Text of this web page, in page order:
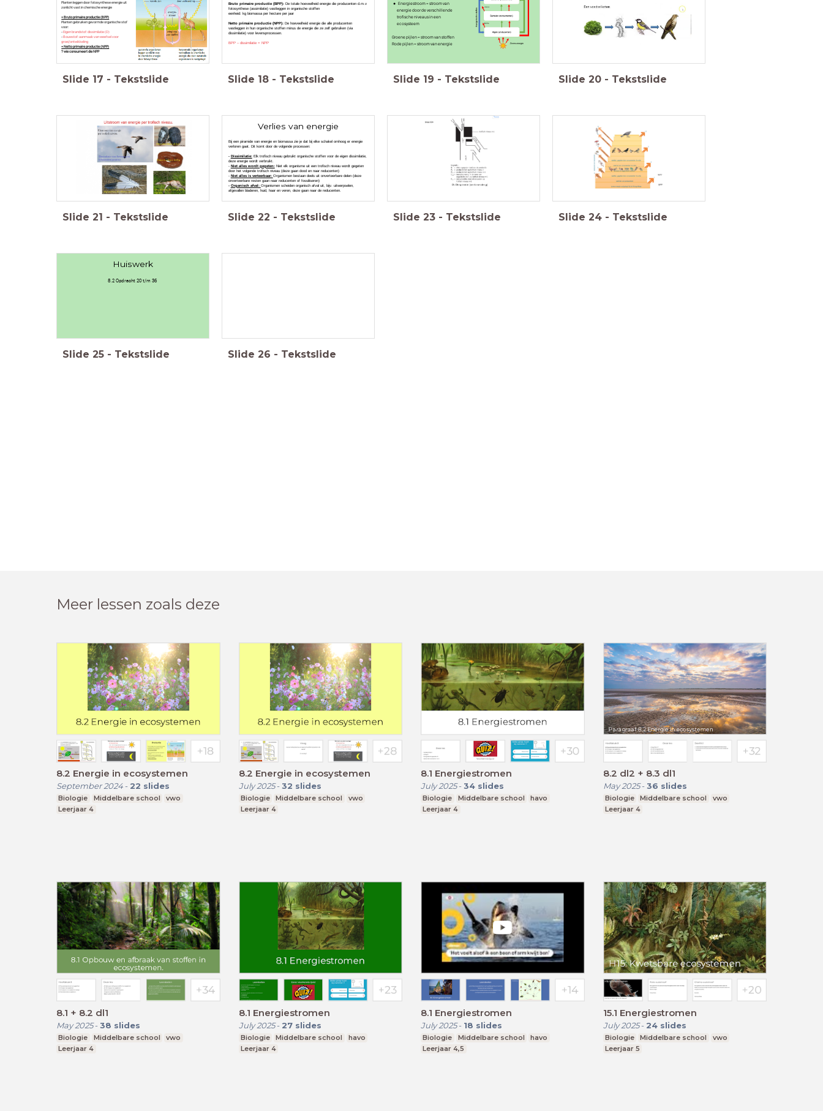
Planten leggen door fotosynthese energie uit
zonlicht vast in chemische energie
= Bruto primaire productie (BPP)
Planten gebruiken gevormde organische stof
voor:
-Eigen brandstof: dissimilatie (D)
-Bouwstof: aanmaak van weefsel voor
groei/ontwikkeling
= Netto primaire productie (NPP)
? wie consumeert die NPP
Slide 17 - Tekstslide
Bruto primaire productie (BPP): De totale hoeveelheid energie die producenten d.m.v
fotosynthese (assimilatie) vastleggen in organische stoffen
eenheid: kg biomassa per hectare per jaar
Netto primaire productie (NPP):De hoeveelheid energie die alle producenten
vastleggen in hun organische stoffen minus de energie die ze zelf gebruiken (via
dissimilatie) voor levensprocessen.
BPP – dissimilatie = NPP
Slide 18 - Tekstslide
Energiestroom = stroom van
energie door de verschillende
trofische niveaus in een
ecosysteem
Groene pijlen = stroom van stoffen
Rode pijlen = stroom van energie
Slide 19 - Tekstslide Slide 20 - Tekstslide
Slide 21 - Tekstslide
Verlies van energie
Bij een piramide van energie en biomassa zie je dat bij elke schakel omhoog er energie
verloren gaat. Dit komt door de volgende processen:
- Dissimilatie:Elk trofisch niveau gebruikt organische stoffen voor de eigen dissimilatie,
deze energie wordt verbruikt.
- Niet alles wordt gegeten:Niet elk organisme uit een trofisch niveau wordt gegeten
door het volgende trofisch niveau (deze gaan dood en naar reducenten)
- Niet alles is verteerbaar: Organismen bestaan deels uit onverteerbare delen (deze
onverteerbare resten gaan naar reducenten of fossiliseren)
- Organisch afval: Organismen scheiden organisch afval uit, bijv. uitwerpselen,
afgevallen bladeren, huid, haar en veren, deze gaan naar de reducenten.
Slide 22 - Tekstslide
R= Respiratie (verbranding)
Slide 23 - Tekstslide Slide 24 - Tekstslide
Huiswerk
8.2 Opdracht 20 t/m 36
Slide 25 - Tekstslide Slide 26 - Tekstslide
Meer lessen zoals deze
8.2 Energie in ecosystemen
September 2024- 22 slides
Biologie Middelbare school
vwo
Leerjaar 4
8.2 Energie in ecosystemen
July 2025- 32 slides
Biologie Middelbare school
vwo
Leerjaar 4
8.1 Energiestromen
July 2025- 34 slides
Biologie Middelbare school
havo
Leerjaar 4
8.2 dl2 + 8.3 dl1
May 2025- 36 slides
Biologie Middelbare school
vwo
Leerjaar 4
8.1 + 8.2 dl1
May 2025- 38 slides
Biologie Middelbare school
vwo
Leerjaar 4
8.1 Energiestromen
July 2025- 27 slides
Biologie Middelbare school
havo
Leerjaar 4
8.1 Energiestromen
July 2025- 18 slides
Biologie Middelbare school
havo
Leerjaar 4,5
15.1 Energiestromen
July 2025- 24 slides
Biologie Middelbare school
vwo
Leerjaar 5